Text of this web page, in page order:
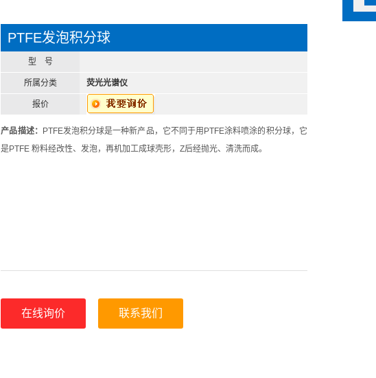
PTFE发泡积分球
型 号
所属分类 荧光光谱仪
报价
产品描述：
PTFE发泡积分球是一种新产品，它不同于用PTFE涂料喷涂的积分球，它
是PTFE 粉料经改性、发泡，再机加工成球壳形，Z后经抛光、清洗而成。
在线询价 联系我们